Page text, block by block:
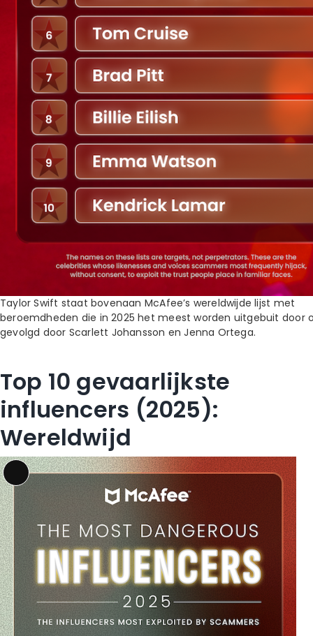
Taylor Swift staat bovenaan McAfee’s wereldwijde lijst met
beroemdheden die in 2025 het meest worden uitgebuit door
gevolgd door Scarlett Johansson en Jenna Ortega.
Top 10 gevaarlijkste
influencers (2025):
Wereldwijd
Long